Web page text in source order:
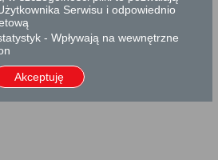
Serwisu i odpowiednio
- Wpływają na wewnętrzne
Akceptuję